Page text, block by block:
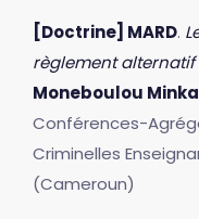
[Doctrine] MARD.
règlement alternatif
Moneboulou
Conférences-
Criminelles
(Cameroun)